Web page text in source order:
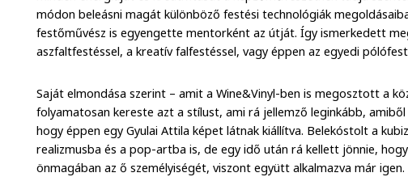
módon beleásni magát különböző festési technológiák
festőművész is egyengette mentorként az útját. Így ismerkedett
aszfaltfestéssel, a kreatív falfestéssel, vagy éppen az egyedi
Saját elmondása szerint – amit a Wine&Vinyl-ben is megosztott a
folyamatosan kereste azt a stílust, ami rá jellemző leginkább,
hogy éppen egy Gyulai Attila képet látnak kiállítva. Belekóstolt a
realizmusba és a pop-artba is, de egy idő után rá kellett jönnie,
önmagában az ő személyiségét, viszont együtt alkalmazva már